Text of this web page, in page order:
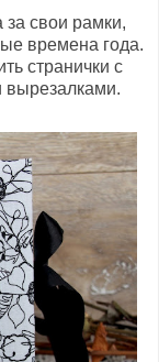
за свои рамки,
времена года.
странички с
вырезалками.